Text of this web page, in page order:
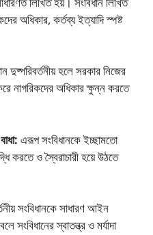
অধিকার, কর্তব্য ইত্যাদি স্পষ্ট
দুষ্পরিবর্তনীয় হলে সরকার নিজের
নাগরিকদের অধিকার ক্ষুন্ন করতে
এরূপ সংবিধানকে ইচ্ছামতাে
করতে ও স্বৈরাচারী হয়ে উঠতে
সংবিধানকে সাধারণ আইন
সংবিধানের স্বাতন্ত্র ও মর্যাদা